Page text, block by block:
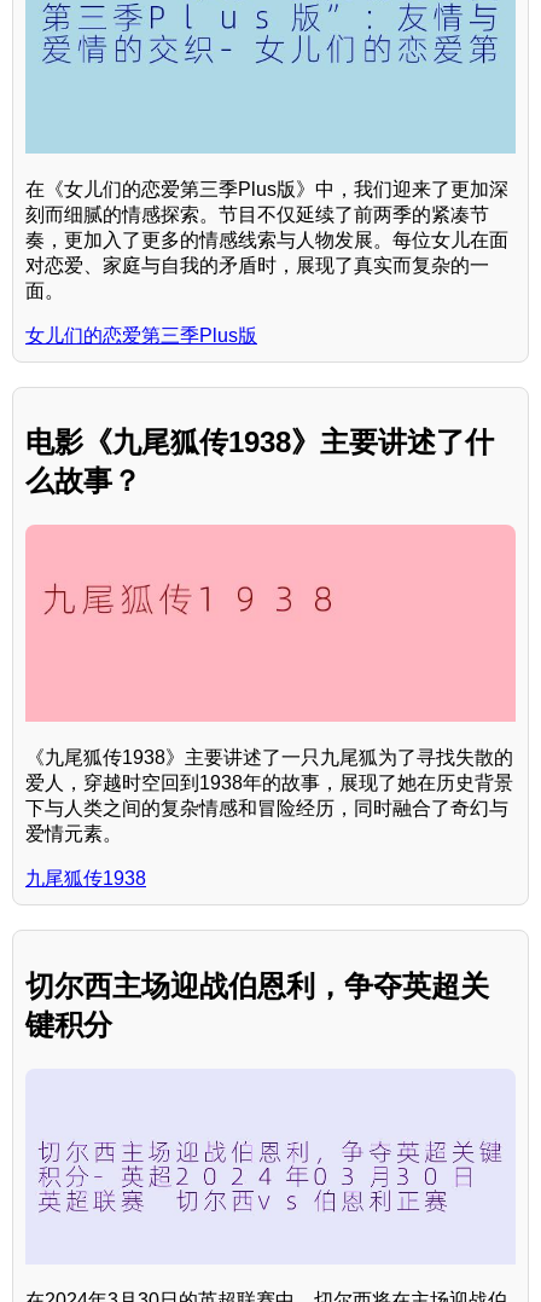
在《女儿们的恋爱第三季Plus版》中，我们迎来了更加深
刻而细腻的情感探索。节目不仅延续了前两季的紧凑节
奏，更加入了更多的情感线索与人物发展。每位女儿在面
对恋爱、家庭与自我的矛盾时，展现了真实而复杂的一
面。
女儿们的恋爱第三季Plus版
电影《九尾狐传1938》主要讲述了什
么故事？
《九尾狐传1938》主要讲述了一只九尾狐为了寻找失散的
爱人，穿越时空回到1938年的故事，展现了她在历史背景
下与人类之间的复杂情感和冒险经历，同时融合了奇幻与
爱情元素。
九尾狐传1938
切尔西主场迎战伯恩利，争夺英超关
键积分